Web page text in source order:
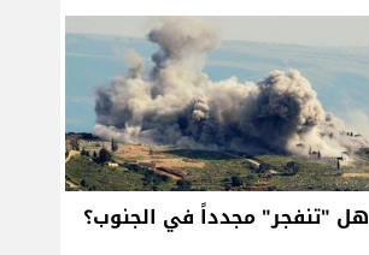
هل "تنفجر" مجدداً في الجنوب؟